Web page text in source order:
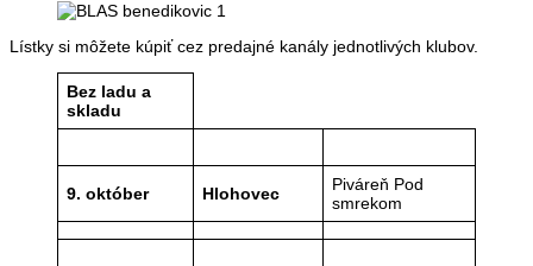
Lístky si môžete kúpiť cez predajné kanály jednotlivých klubov.
Bez ladu a
skladu
9. október Hlohovec
Piváreň Pod
smrekom